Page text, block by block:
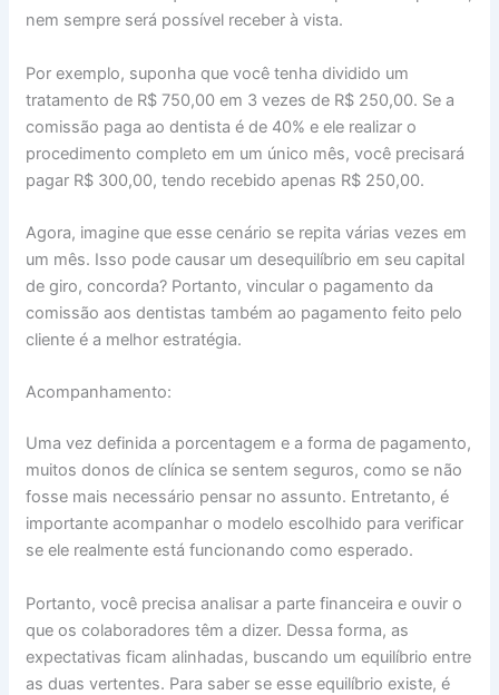
nem sempre será possível receber à vista.
Por exemplo, suponha que você tenha dividido um
tratamento de R$ 750,00 em 3 vezes de R$ 250,00. Se a
comissão paga ao dentista é de 40% e ele realizar o
procedimento completo em um único mês, você precisará
pagar R$ 300,00, tendo recebido apenas R$ 250,00.
Agora, imagine que esse cenário se repita várias vezes em
um mês. Isso pode causar um desequilíbrio em seu capital
de giro, concorda? Portanto, vincular o pagamento da
comissão aos dentistas também ao pagamento feito pelo
cliente é a melhor estratégia.
Acompanhamento:
Uma vez definida a porcentagem e a forma de pagamento,
muitos donos de clínica se sentem seguros, como se não
fosse mais necessário pensar no assunto. Entretanto, é
importante acompanhar o modelo escolhido para verificar
se ele realmente está funcionando como esperado.
Portanto, você precisa analisar a parte financeira e ouvir o
que os colaboradores têm a dizer. Dessa forma, as
expectativas ficam alinhadas, buscando um equilíbrio entre
as duas vertentes. Para saber se esse equilíbrio existe, é